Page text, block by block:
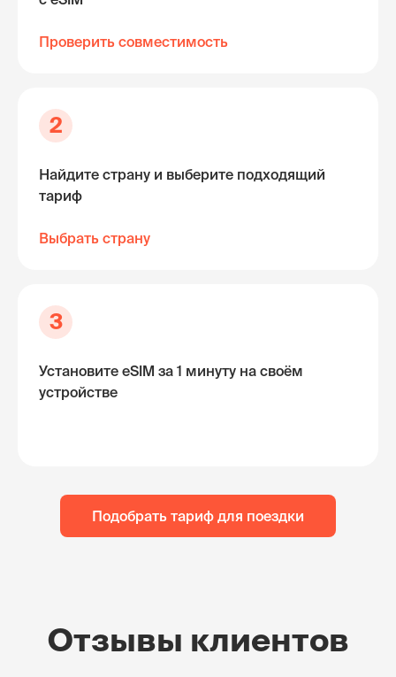
Проверить совместимость
2
Найдите страну и выберите подходящий
тариф
Выбрать страну
3
Установите eSIM за 1 минуту на своём
устройстве
Подобрать тариф для поездки
Отзывы клиентов